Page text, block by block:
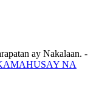
ay Nakalaan. -
NA